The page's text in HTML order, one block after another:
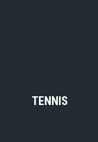
TENNIS